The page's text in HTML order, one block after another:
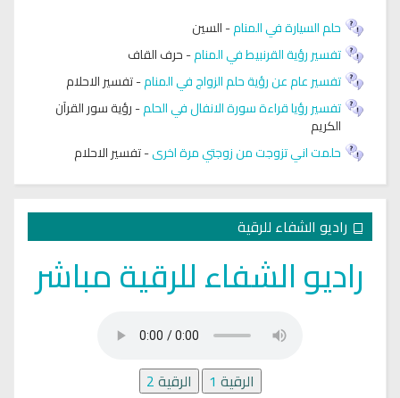
حلم السيارة في المنام-السين
تفسير رؤية القرنبيط في المنام-حرف القاف
تفسير عام عن رؤية حلم الزواج في المنام-تفسير الاحلام
تفسير رؤيا قراءة سورة الانفال في الحلم-رؤية سور القرآن
الكريم
حلمت اني تزوجت من زوجتي مرة اخرى-تفسير الاحلام
راديو الشفاء للرقية
راديو الشفاء للرقية مباشر
الرقية 1 الرقية2